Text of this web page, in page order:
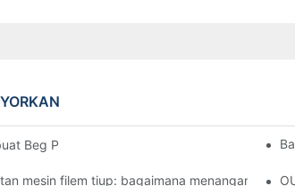
Beg Plastik?
mesin filem tiup: bagaimana menangani